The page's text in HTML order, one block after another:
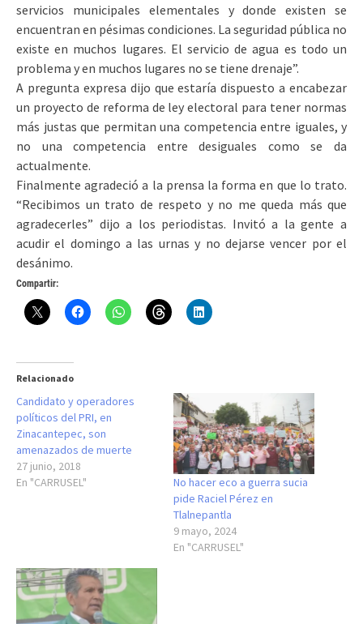
servicios municipales elementales y donde existen se
encuentran en pésimas condiciones. La seguridad pública no
existe en muchos lugares. El servicio de agua es todo un
problema y en muchos lugares no se tiene drenaje”.
A pregunta expresa dijo que estaría dispuesto a encabezar
un proyecto de reforma de ley electoral para tener normas
más justas que permitan una competencia entre iguales, y
no una competencia entre desiguales como se da
actualmente.
Finalmente agradeció a la prensa la forma en que lo trato.
“Recibimos un trato de respeto y no me queda más que
agradecerles” dijo a los periodistas. Invitó a la gente a
acudir el domingo a las urnas y no dejarse vencer por el
desánimo.
Compartir:
Relacionado
Candidato y operadores
políticos del PRI, en
Zinacantepec, son
amenazados de muerte
27 junio, 2018
En "CARRUSEL"
No hacer eco a guerra sucia
pide Raciel Pérez en
Tlalnepantla
9 mayo, 2024
En "CARRUSEL"